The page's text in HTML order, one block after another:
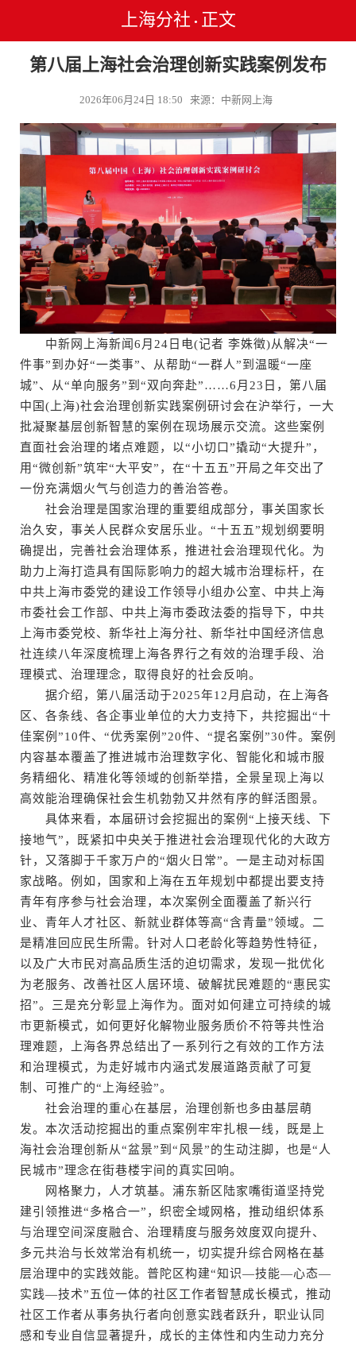
上海分社 • 正文
第八届上海社会治理创新实践案例发布
2026年06月24日 18:50 来源：中新网上海
中新网上海新闻6月24日电(记者 李姝徵)从解决“一
件事”到办好“一类事”、从帮助“一群人”到温暖“一座
城”、从“单向服务”到“双向奔赴”……6月23日，第八届
中国(上海)社会治理创新实践案例研讨会在沪举行，一大
批凝聚基层创新智慧的案例在现场展示交流。这些案例
直面社会治理的堵点难题，以“小切口”撬动“大提升”，
用“微创新”筑牢“大平安”，在“十五五”开局之年交出了
一份充满烟火气与创造力的善治答卷。
社会治理是国家治理的重要组成部分，事关国家长
治久安，事关人民群众安居乐业。“十五五”规划纲要明
确提出，完善社会治理体系，推进社会治理现代化。为
助力上海打造具有国际影响力的超大城市治理标杆，在
中共上海市委党的建设工作领导小组办公室、中共上海
市委社会工作部、中共上海市委政法委的指导下，中共
上海市委党校、新华社上海分社、新华社中国经济信息
社连续八年深度梳理上海各界行之有效的治理手段、治
理模式、治理理念，取得良好的社会反响。
据介绍，第八届活动于2025年12月启动，在上海各
区、各条线、各企事业单位的大力支持下，共挖掘出“十
佳案例”10件、“优秀案例”20件、“提名案例”30件。案例
内容基本覆盖了推进城市治理数字化、智能化和城市服
务精细化、精准化等领域的创新举措，全景呈现上海以
高效能治理确保社会生机勃勃又井然有序的鲜活图景。
具体来看，本届研讨会挖掘出的案例“上接天线、下
接地气”，既紧扣中央关于推进社会治理现代化的大政方
针，又落脚于千家万户的“烟火日常”。一是主动对标国
家战略。例如，国家和上海在五年规划中都提出要支持
青年有序参与社会治理，本次案例全面覆盖了新兴行
业、青年人才社区、新就业群体等高“含青量”领域。二
是精准回应民生所需。针对人口老龄化等趋势性特征，
以及广大市民对高品质生活的迫切需求，发现一批优化
为老服务、改善社区人居环境、破解扰民难题的“惠民实
招”。三是充分彰显上海作为。面对如何建立可持续的城
市更新模式，如何更好化解物业服务质价不符等共性治
理难题，上海各界总结出了一系列行之有效的工作方法
和治理模式，为走好城市内涵式发展道路贡献了可复
制、可推广的“上海经验”。
社会治理的重心在基层，治理创新也多由基层萌
发。本次活动挖掘出的重点案例牢牢扎根一线，既是上
海社会治理创新从“盆景”到“风景”的生动注脚，也是“人
民城市”理念在街巷楼宇间的真实回响。
网格聚力，人才筑基。浦东新区陆家嘴街道坚持党
建引领推进“多格合一”，织密全域网格，推动组织体系
与治理空间深度融合、治理精度与服务效度双向提升、
多元共治与长效常治有机统一，切实提升综合网格在基
层治理中的实践效能。普陀区构建“知识—技能—心态—
实践—技术”五位一体的社区工作者智慧成长模式，推动
社区工作者从事务执行者向创意实践者跃升，职业认同
感和专业自信显著提升，成长的主体性和内生动力充分